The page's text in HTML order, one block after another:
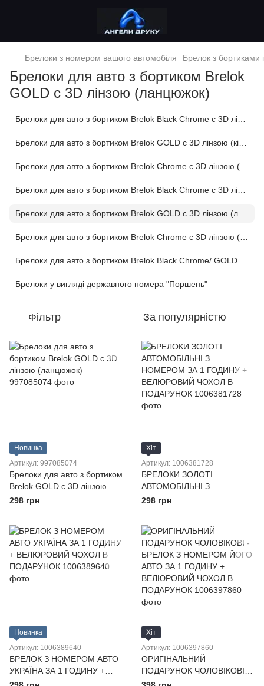
Брелоки з номером вашого автомобіля Брелок з бортиками
Брелоки для авто з бортиком Brelok
GOLD c 3D лінзою (ланцюжок)
Брелоки у вигляді державного номера "Поршень"
Фільтр За популярністю
Новинка
Артикул: 997085074
Брелоки для авто з бортиком
Brelok GOLD c 3D лінзою
(ланцюжок)
298 грн
Хіт
Артикул: 1006381728
БРЕЛОКИ ЗОЛОТІ
АВТОМОБІЛЬНІ З
НОМЕРОМ ЗА 1 ГОДИНУ +
298 грн
Новинка
Артикул: 1006389640
БРЕЛОК З НОМЕРОМ АВТО
УКРАЇНА ЗА 1 ГОДИНУ +
ВЕЛЮРОВИЙ ЧОХОЛ В
Хіт
Артикул: 1006397860
ОРИГІНАЛЬНИЙ
ПОДАРУНОК ЧОЛОВІКОВІ -
БРЕЛОК З НОМЕРОМ ЙОГО